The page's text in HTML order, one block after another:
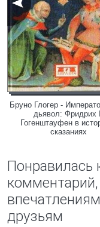
Бруно Глогер -
дьявол: Фридрих II
Гогенштауфен в
сказаниях
Понравилась
друзьям